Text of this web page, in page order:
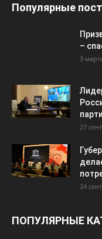
Популярные
–
3
27
24
ПОПУЛЯРНЫЕ